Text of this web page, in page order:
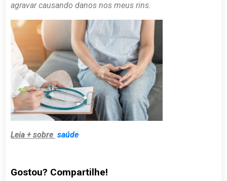
agravar causando danos nos meus rins.
Leia + sobre saúde
Gostou? Compartilhe!